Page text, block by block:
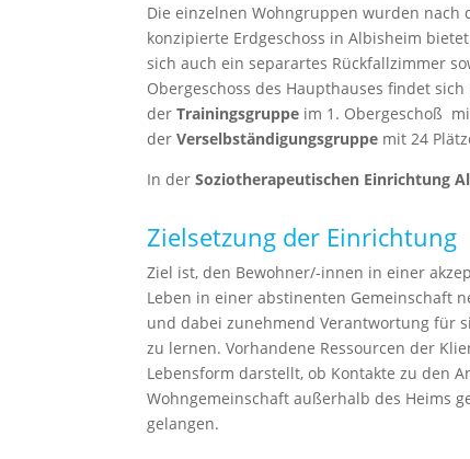
Die einzelnen Wohngruppen wurden
konzipierte Erdgeschoss in Albisheim
sich auch ein separartes Rückfallzimmer
Obergeschoss des Haupthauses findet
derTrainingsgruppe im 1. Obergeschoß
derVerselbständigungsgruppe mit 24
In derSoziotherapeutischen Einrichtung
Zielsetzung der Einrichtung
Ziel ist, den Bewohner/-innen in einer
Leben in einer abstinenten Gemeinschaft
und dabei zunehmend Verantwortung für
zu lernen. Vorhandene Ressourcen der
Lebensform darstellt, ob Kontakte zu den
Wohngemeinschaft außerhalb des Heims
gelangen.